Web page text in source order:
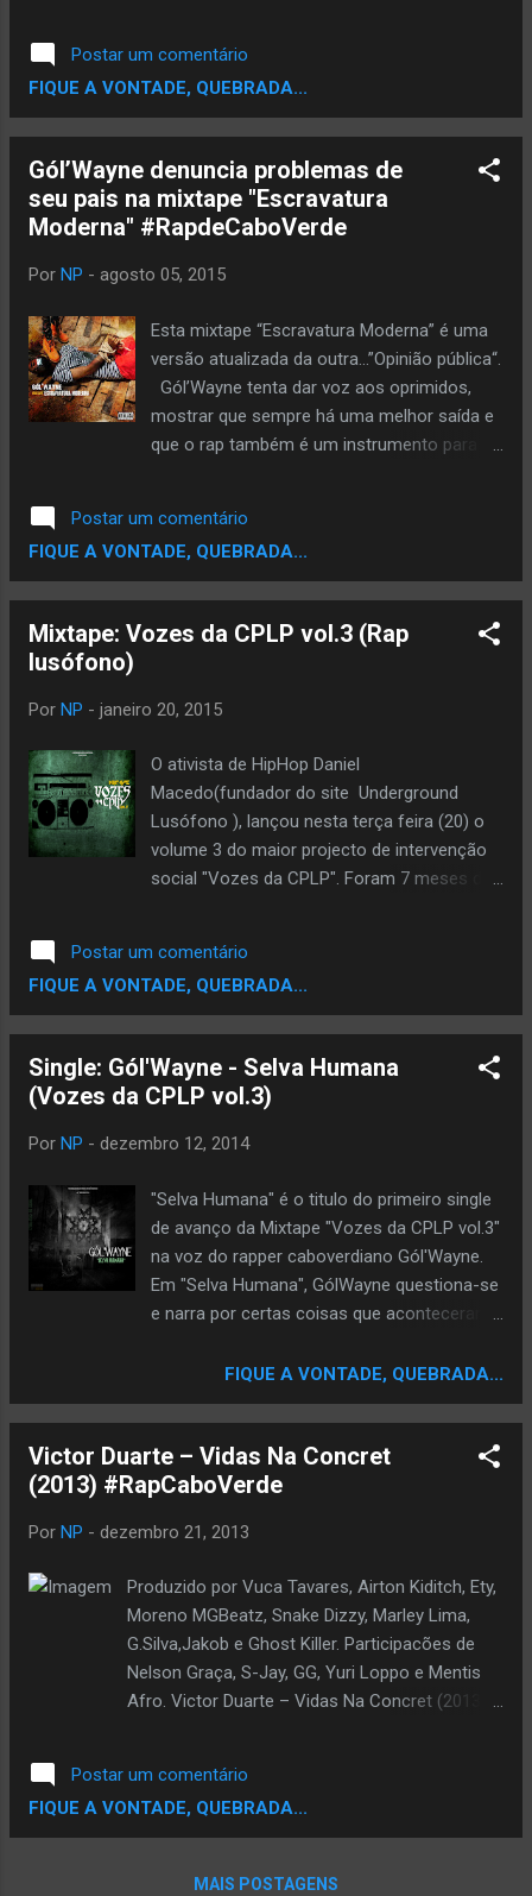
Postar um comentário
FIQUE A VONTADE, QUEBRADA...
Gól’Wayne denuncia problemas de
seu pais na mixtape "Escravatura
Moderna" #RapdeCaboVerde
Por NP - agosto 05, 2015
Esta mixtape “Escravatura Moderna” é uma
versão atualizada da outra…”Opinião pública“.
Gól’Wayne tenta dar voz aos oprimidos,
mostrar que sempre há uma melhor saída e
que o rap também é um instrumento para a
actualmente em Cabo Verde. Bastante
crítico e construtivo, esta mixtape foi feito
com coração, mais pessoal, basicamente é
DOWNLOAD
Postar um comentário
FIQUE A VONTADE, QUEBRADA...
Mixtape: Vozes da CPLP vol.3 (Rap
lusófono)
Por NP - janeiro 20, 2015
O ativista de HipHop Daniel
Macedo(fundador do site Underground
Lusófono ), lançou nesta terça feira (20) o
volume 3 do maior projecto de intervenção
social "Vozes da CPLP". Foram 7 meses de
vol.3 temos duas conexões, na música
"Underground" rimam 3 rapper's de
diferentes países o Agente Supremo
(Brasil), e na música "Bem Esperto" rimam o
grupo brasileiro Czar e o angolano Pipokahz.
Neste vol.3 trouxemos rappers de Angola,
Moçambique, Brasil, Cabo Verde e São
Tome e Príncipe. O objectivo deste projecto
é de unir os rappers da comunidade dos
países de língua portuguesa (CPLP ou
Lusofonia) que fazem música de
da cultura clandestina bons sonoros!
Pekagboom e Kedy - STP 3D 0...
Postar um comentário
FIQUE A VONTADE, QUEBRADA...
Single: Gól'Wayne - Selva Humana
(Vozes da CPLP vol.3)
Por NP - dezembro 12, 2014
"Selva Humana" é o titulo do primeiro single
de avanço da Mixtape "Vozes da CPLP vol.3"
na voz do rapper caboverdiano Gól'Wayne.
Em "Selva Humana", GólWayne questiona-se
e narra por certas coisas que aconteceram
Igreja Católica, genocídio em Ruanda,
escravidão no 3º mundo, vírus Ebola... A
mixtape "Vozes da CPLP vol.3" sairá nas
ruas em Janeiro de 2015. // DOWNLOAD
FIQUE A VONTADE, QUEBRADA...
Victor Duarte – Vidas Na Concret
(2013) #RapCaboVerde
Por NP - dezembro 21, 2013
Produzido por Vuca Tavares, Airton Kiditch, Ety,
Moreno MGBeatz, Snake Dizzy, Marley Lima,
G.Silva,Jakob e Ghost Killer. Participacões de
Nelson Graça, S-Jay, GG, Yuri Loppo e Mentis
Afro. Victor Duarte – Vidas Na Concret (2013)
Postar um comentário
FIQUE A VONTADE, QUEBRADA...
MAIS POSTAGENS